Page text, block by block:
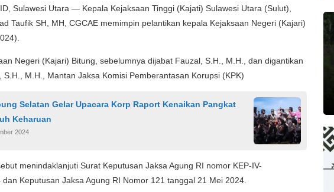
Sulawesi Utara — Kepala Kejaksaan Tinggi (Kajati) Sulawesi Utara (Sulut),
Taufik SH, MH, CGCAE memimpin pelantikan kepala Kejaksaan Negeri (Kajari)
Negeri (Kajari) Bitung, sebelumnya dijabat Fauzal, S.H., M.H., dan digantikan
S.H., M.H., Mantan Jaksa Komisi Pemberantasan Korupsi (KPK)
Selatan Gelar Upacara Korp Raport Kenaikan Pangkat
Keharuan
2024
menindaklanjuti Surat Keputusan Jaksa Agung RI nomor KEP-IV-
Keputusan Jaksa Agung RI Nomor 121 tanggal 21 Mei 2024.